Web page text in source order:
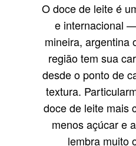
O doce de leite é
e internacional
mineira, argentina
região tem sua
desde o ponto de
textura.
doce de leite mais
menos açúcar e
lembra muito